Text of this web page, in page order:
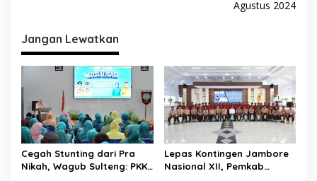
i
g
a
s
i
p
o
s
Agustus 2024
Jangan Lewatkan
Cegah Stunting dari Pra
Nikah, Wagub Sulteng: PKK
Lepas Kontingen Jambore
Nasional XII, Pemkab